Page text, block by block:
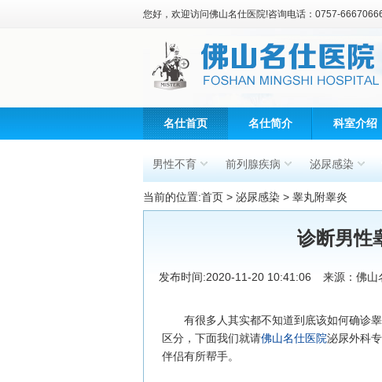
您好，欢迎访问佛山名仕医院!咨询电话：0757-
名仕首页 名仕简介 科室介绍
男性不育 前列腺疾病 泌尿感染
当前的位置:首页 > 泌尿感染 > 睾丸附睾炎
诊断男性
发布时间:2020-11-20 10:41:06 来源：佛山
有很多人其实都不知道到底该如何确诊睾
区分，下面我们就请佛山名仕医院泌尿外科
伴侣有所帮手。